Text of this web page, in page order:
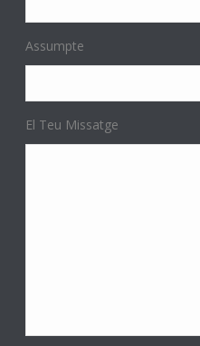
Assumpte
El Teu Missatge